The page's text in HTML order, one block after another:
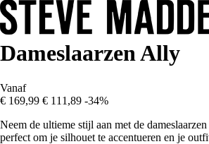
Dameslaarzen Ally
Vanaf
€ 169,99 € 111,89 -34%
Neem de ultieme stijl aan met de
perfect om je silhouet te accentueren en je